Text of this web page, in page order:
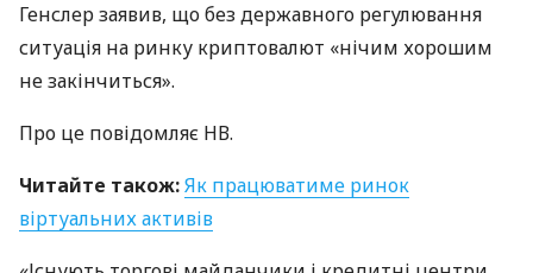
Генслер заявив, що без державного регулювання
ситуація на ринку криптовалют «нічим хорошим
не закінчиться».
Про це повідомляє НВ.
Читайте також:Як працюватиме ринок
віртуальних активів